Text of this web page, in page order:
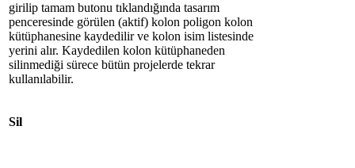
girilip tamam butonu tıklandığında tasarım
penceresinde görülen (aktif) kolon poligon kolon
kütüphanesine kaydedilir ve kolon isim listesinde
yerini alır. Kaydedilen kolon kütüphaneden
silinmediği sürece bütün projelerde tekrar
kullanılabilir.
Sil